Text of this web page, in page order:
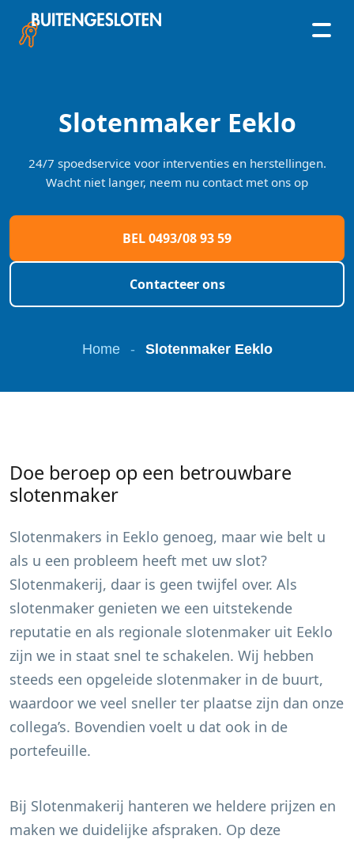
content
Slotenmaker Eeklo
24/7 spoedservice voor interventies en herstellingen.
Wacht niet langer, neem nu contact met ons op
BEL 0493/08 93 59
Contacteer ons
Home - Slotenmaker Eeklo
Doe beroep op een betrouwbare
slotenmaker
Slotenmakers in Eeklo genoeg, maar wie belt u
als u een probleem heeft met uw slot?
Slotenmakerij, daar is geen twijfel over. Als
slotenmaker genieten we een uitstekende
reputatie en als regionale slotenmaker uit Eeklo
zijn we in staat snel te schakelen. Wij hebben
steeds een opgeleide slotenmaker in de buurt,
waardoor we veel sneller ter plaatse zijn dan onze
collega’s. Bovendien voelt u dat ook in de
portefeuille.
Bij Slotenmakerij hanteren we heldere prijzen en
maken we duidelijke afspraken. Op deze